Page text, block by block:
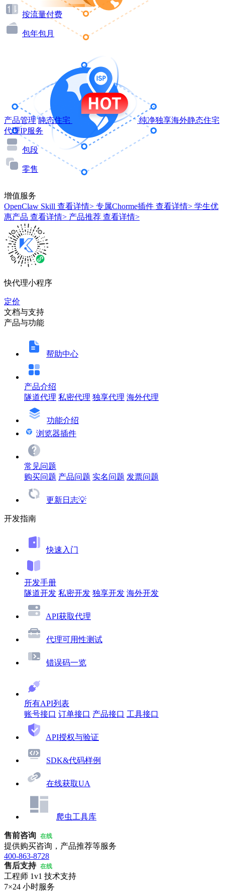
按流量付费
包年包月
产品管理 静态住宅
纯净独享海外静态住宅
代理IP服务
包段
零售
增值服务
OpenClaw Skill 查看详情> 专属Chorme插件 查看详情> 学生优
惠产品 查看详情> 产品推荐 查看详情>
快代理小程序
定价
文档与支持
产品与功能
帮助中心
产品介绍
隧道代理 私密代理 独享代理 海外代理
功能介绍
浏览器插件
常见问题
购买问题 产品问题 实名问题 发票问题
更新日志💡
开发指南
快速入门
开发手册
隧道开发 私密开发 独享开发 海外开发
API获取代理
代理可用性测试
错误码一览
所有API列表
账号接口 订单接口 产品接口 工具接口
API授权与验证
SDK&代码样例
在线获取UA
爬虫工具库
售前咨询 在线
提供购买咨询，产品推荐等服务
400-863-8728
售后支持 在线
工程师 1v1 技术支持
7×24 小时服务